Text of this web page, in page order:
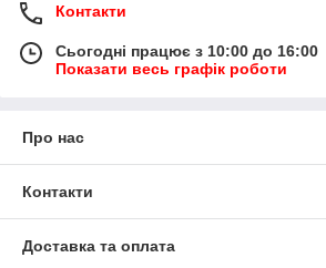
Контакти
Сьогодні працює з 10:00 до 16:00
Показати весь графік роботи
Про нас
Контакти
Доставка та оплата